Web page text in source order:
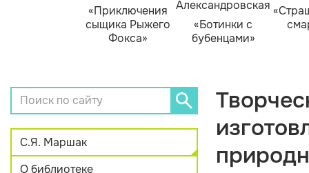
«Приключения
сыщика Рыжего
Фокса»
Александровская
«Ботинки с
бубенцами»
С.Я. Маршак
О библиотеке